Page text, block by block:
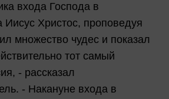
входа Господа в
Иисус Христос, проповедуя
множество чудес и показал
тот самый
- рассказал
- Накануне входа в